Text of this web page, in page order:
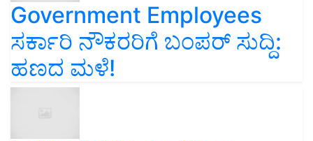
Government Employees
ಸರ್ಕಾರಿ ನೌಕರರಿಗೆ ಬಂಪರ್‌ ಸುದ್ದಿ:
ಹಣದ ಮಳೆ!